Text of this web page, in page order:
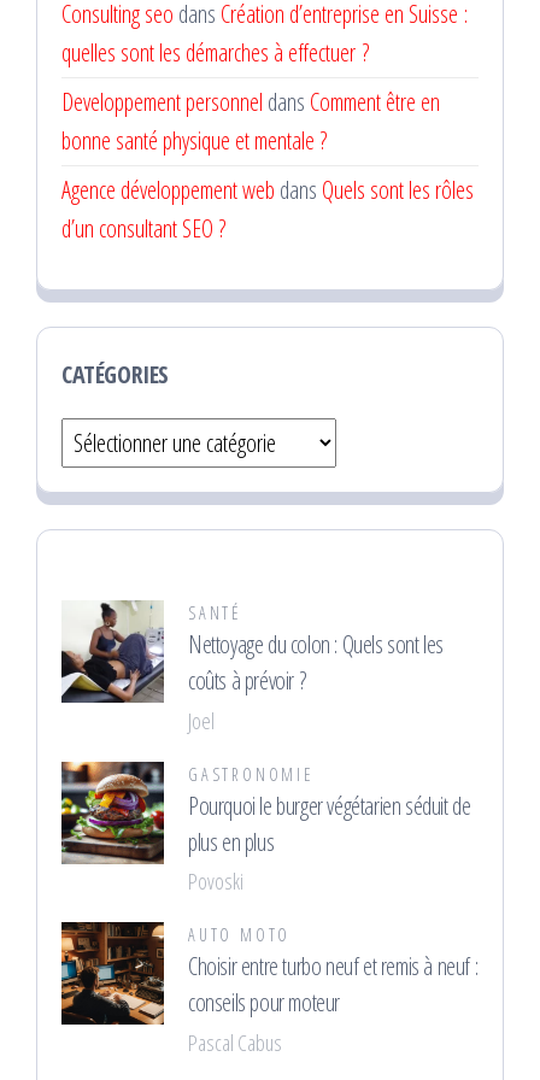
Consulting seo dans Création d’entreprise en Suisse :
quelles sont les démarches à effectuer ?
Developpement personnel dans Comment être en
bonne santé physique et mentale ?
Agence développement web dans Quels sont les rôles
d’un consultant SEO ?
CATÉGORIES
Catégories
SANTÉ
Nettoyage du colon : Quels sont les
coûts à prévoir ?
Joel
GASTRONOMIE
Pourquoi le burger végétarien séduit de
plus en plus
Povoski
AUTO MOTO
Choisir entre turbo neuf et remis à neuf :
conseils pour moteur
Pascal Cabus